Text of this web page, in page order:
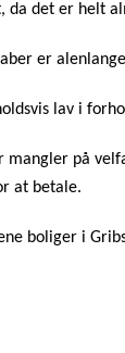
det er helt
er
lav i
på
at betale.
boliger i